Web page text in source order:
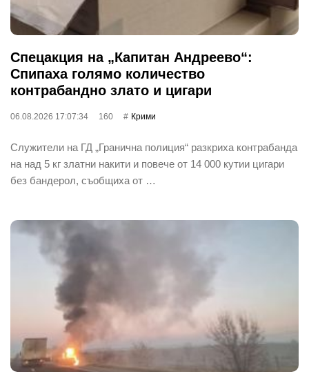
Спецакция на „Капитан Андреево“:
Спипаха голямо количество
контрабандно злато и цигари
06.08.2026 17:07:34 160 Крими
Служители на ГД „Гранична полиция“ разкриха контрабанда
на над 5 кг златни накити и повече от 14 000 кутии цигари
без бандерол, съобщиха от …